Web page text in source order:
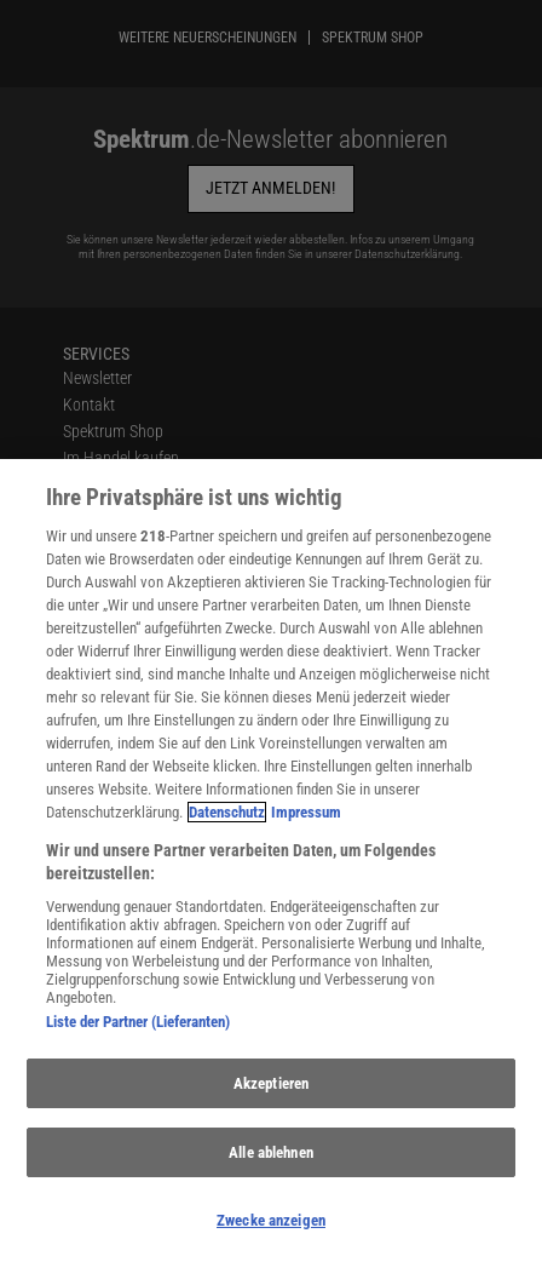
WEITERE NEUERSCHEINUNGEN SPEKTRUM SHOP
Spektrum.de-Newsletter abonnieren
JETZT ANMELDEN!
Sie können unsere Newsletter jederzeit wieder abbestellen. Infos zu unserem Umgang
mit Ihren personenbezogenen Daten finden Sie in unserer Datenschutzerklärung.
SERVICES
Newsletter
Kontakt
Spektrum Shop
Im Handel kaufen
Presse
Verträge kündigen
Widerruf
INFO
Mediadaten
Datenschutz
Nutzungsbedingungen
Cookie-Einstellungen
Utiq verwalten
Nutzungsbasierte Onlinewerbung
Alle Artikel
Impressum
Angebote für Schulen
Angebote für Institutionen
Sprachen lernen mit Gymglish
Lexika
Für Spektrum schreiben
Zugänglichkeitserklärung
WEBSEITEN
KielSCN
Wissenschaft in die Schulen
SciLogs
Ihre Privatsphäre ist uns wichtig
Wir und unsere218-Partner speichern und greifen auf personenbezogene
Daten wie Browserdaten oder eindeutige Kennungen auf Ihrem Gerät zu.
Durch Auswahl von Akzeptieren aktivieren Sie Tracking-Technologien für
die unter „Wir und unsere Partner verarbeiten Daten, um Ihnen Dienste
bereitzustellen“ aufgeführten Zwecke. Durch Auswahl von Alle ablehnen
oder Widerruf Ihrer Einwilligung werden diese deaktiviert. Wenn Tracker
deaktiviert sind, sind manche Inhalte und Anzeigen möglicherweise nicht
mehr so relevant für Sie. Sie können dieses Menü jederzeit wieder
aufrufen, um Ihre Einstellungen zu ändern oder Ihre Einwilligung zu
widerrufen, indem Sie auf den Link Voreinstellungen verwalten am
unteren Rand der Webseite klicken. Ihre Einstellungen gelten innerhalb
unseres Website. Weitere Informationen finden Sie in unserer
Datenschutzerklärung. Datenschutz Impressum
Wir und unsere Partner verarbeiten Daten, um Folgendes
bereitzustellen:
Verwendung genauer Standortdaten. Endgeräteeigenschaften zur
Identifikation aktiv abfragen. Speichern von oder Zugriff auf
Informationen auf einem Endgerät. Personalisierte Werbung und Inhalte,
Messung von Werbeleistung und der Performance von Inhalten,
Zielgruppenforschung sowie Entwicklung und Verbesserung von
Angeboten.
Liste der Partner (Lieferanten)
Akzeptieren
Alle ablehnen
Zwecke anzeigen